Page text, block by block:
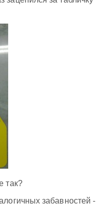
так?
забавностей -